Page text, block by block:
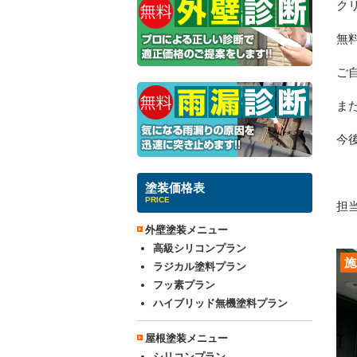
ク
無
ご
ま
今
担
塗装価格表
PRICE
外壁塗装メニュー
高級シリコンプラン
ラジカル塗料プラン
フッ素プラン
ハイブリッド無機塗料プラン
屋根塗装メニュー